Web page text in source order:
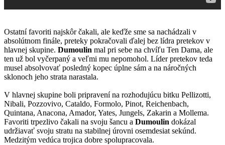
Ostatní favoriti najskôr čakali, ale keďže sme sa nachádzali v
absolútnom finále, preteky pokračovali ďalej bez lídra pretekov v
hlavnej skupine. Dumoulin mal pri sebe na chvíľu Ten Dama, ale
ten už bol vyčerpaný a veľmi mu nepomohol. Líder pretekov teda
musel absolvovať posledný kopec úplne sám a na náročných
sklonoch jeho strata narastala.
V hlavnej skupine boli pripravení na rozhodujúcu bitku Pellizotti,
Nibali, Pozzovivo, Cataldo, Formolo, Pinot, Reichenbach,
Quintana, Anacona, Amador, Yates, Jungels, Zakarin a Mollema.
Favoriti trpezlivo čakali na svoju šancu a Dumoulin dokázal
udržiavať svoju stratu na stabilnej úrovni osemdesiat sekúnd.
Medzitým vedúca trojica dobre spolupracovala.